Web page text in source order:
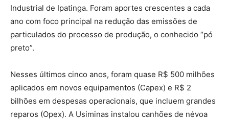
Industrial de Ipatinga. Foram aportes crescentes a cada
ano com foco principal na redução das emissões de
particulados do processo de produção, o conhecido “pó
preto”.
Nesses últimos cinco anos, foram quase R$ 500 milhões
aplicados em novos equipamentos (Capex) e R$ 2
bilhões em despesas operacionais, que incluem grandes
reparos (Opex). A Usiminas instalou canhões de névoa